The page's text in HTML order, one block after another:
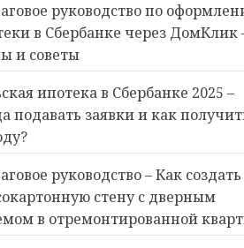
руководство по
в Сбербанке через ДомКлик
и советы
ипотека в Сбербанке 2025 –
подавать заявки и как
руководство – Как создать
стену с дверным
в отремонтированной